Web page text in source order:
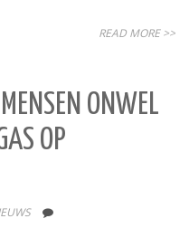
READ MORE >>
ONWEL
OP